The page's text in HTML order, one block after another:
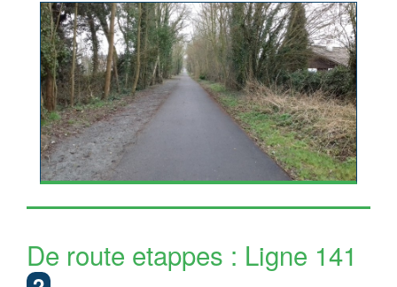
De route etappes : Ligne 141